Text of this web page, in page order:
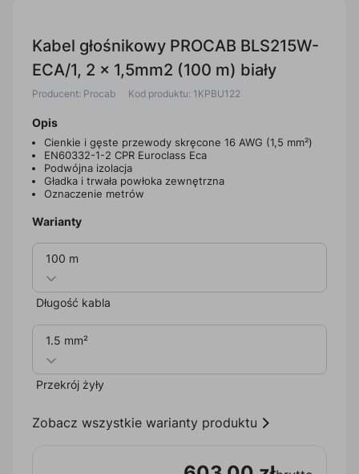
Kabel głośnikowy PROCAB BLS215W-
ECA/1, 2 x 1,5mm2 (100 m) biały
Producent: Procab Kod produktu: 1KPBU122
Opis
Cienkie i gęste przewody skręcone 16 AWG (1,5 mm²)
EN60332-1-2 CPR Euroclass Eca
Podwójna izolacja
Gładka i trwała powłoka zewnętrzna
Oznaczenie metrów
Warianty
100 m
Długość kabla
1.5 mm²
Przekrój żyły
Zobacz wszystkie warianty produktu